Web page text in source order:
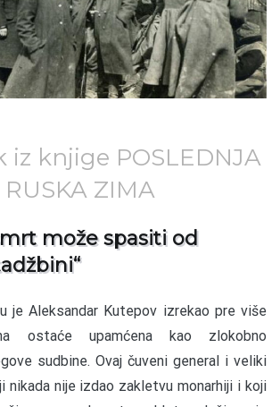
iz knjige POSLEDNJA
RUSKA ZIMA
može spasiti od
je Aleksandar Kutepov izrekao pre više
ostaće upamćena kao zlokobno
sudbine. Ovaj čuveni general i veliki
nikada nije izdao zakletvu monarhiji i koji